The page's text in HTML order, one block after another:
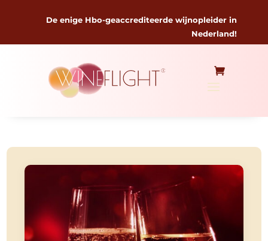
De enige Hbo-geaccrediteerde wijnopleider in
Nederland!